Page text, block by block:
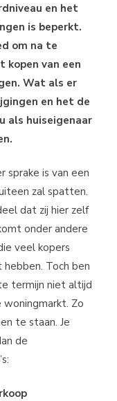
en het
is beperkt.
om na te
kopen van een
Wat als er
en het de
als huiseigenaar
sprake is van een
zal spatten.
dat zij hier zelf
onder andere
veel kopers
Toch ben
termijn niet altijd
Zo
te staan. Je
de